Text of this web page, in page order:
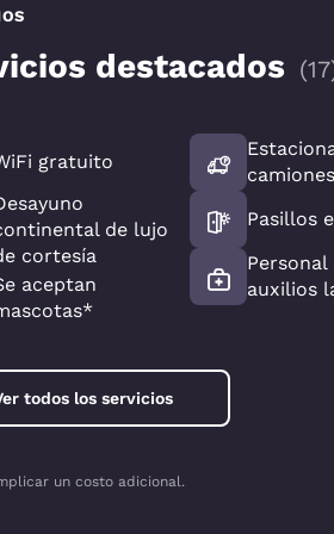
destacados (17
gratuito
de lujo
cortesía
aceptan
Pasillos
auxilios
todos los servicios
un costo adicional.